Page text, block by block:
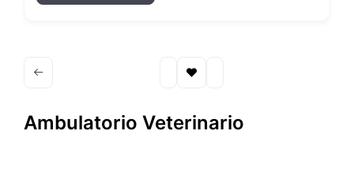
Ambulatorio Veterinario